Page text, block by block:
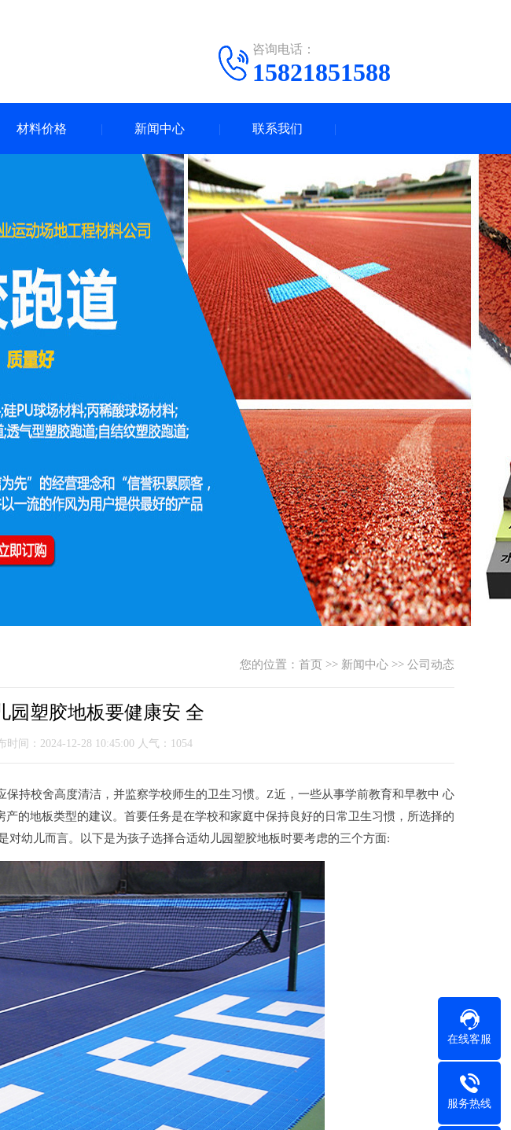
咨询电话：
15821851588
材料价格 新闻中心 联系我们
您的位置： 首页 >> 新闻中心 >> 公司动态
园塑胶地板要健康安 全
时间：2024-12-28 10:45:00 人气：1054
校舍高度清洁，并监察学校师生的卫生习惯。Z近，一些从事学前教育和早教中 心
的地板类型的建议。首要任务是在学校和家庭中保持良好的日常卫生习惯，所选择的
对幼儿而言。以下是为孩子选择合适幼儿园塑胶地板时要考虑的三个方面:
在线客服
服务热线